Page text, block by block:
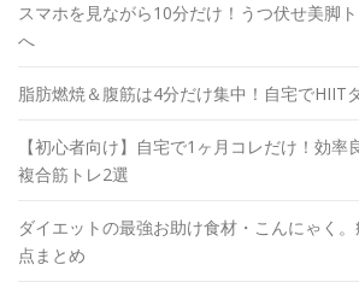
スマホを見ながら10分だけ！うつ伏せ美脚
へ
脂肪燃焼＆腹筋は4分だけ集中！自宅でHIIT
【初心者向け】自宅で1ヶ月コレだけ！効率
複合筋トレ2選
ダイエットの最強お助け食材・こんにゃく
点まとめ